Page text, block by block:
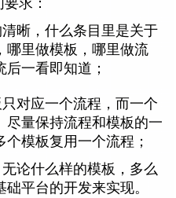
求：
晰，什么条目里是关于
哪里做模板，哪里做流
一看即知道；
应一个流程，而一个
尽量保持流程和模板的一
模板复用一个流程；
论什么样的模板，多么
平台的开发来实现。